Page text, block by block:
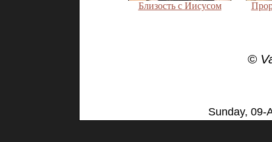
Близость с Иисусом
©
Sunday, 09-